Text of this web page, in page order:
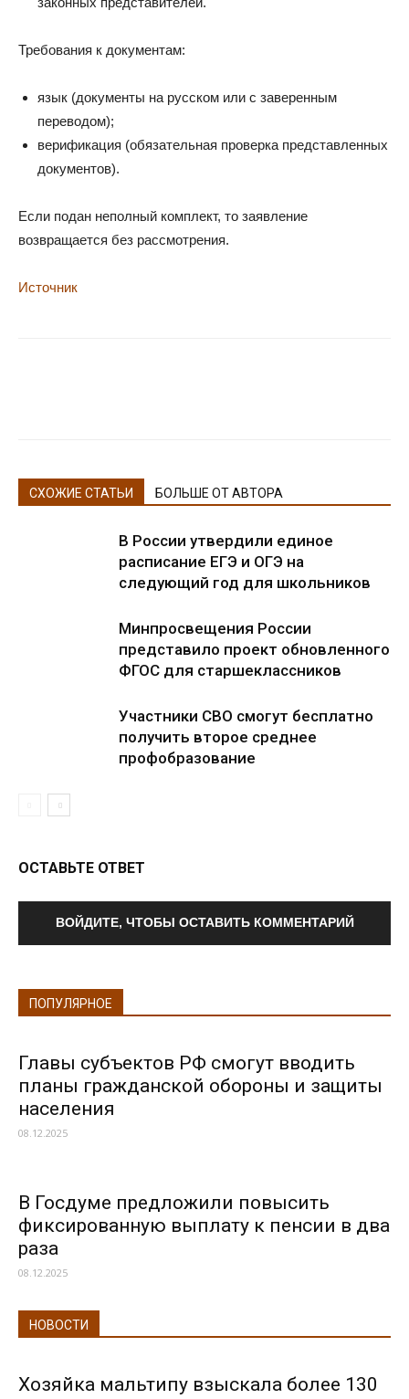
Требования к документам:
язык (документы на русском или с заверенным
переводом);
верификация (обязательная проверка представленных
документов).
Если подан неполный комплект, то заявление
возвращается без рассмотрения.
Источник
СХОЖИЕ СТАТЬИ БОЛЬШЕ ОТ АВТОРА
В России утвердили единое
расписание ЕГЭ и ОГЭ на
следующий год для школьников
Минпросвещения России
представило проект обновленного
ФГОС для старшеклассников
Участники СВО смогут бесплатно
получить второе среднее
профобразование
ОСТАВЬТЕ ОТВЕТ
ВОЙДИТЕ, ЧТОБЫ ОСТАВИТЬ КОММЕНТАРИЙ
ПОПУЛЯРНОЕ
Главы субъектов РФ смогут вводить
планы гражданской обороны и защиты
населения
08.12.2025
В Госдуме предложили повысить
фиксированную выплату к пенсии в два
раза
08.12.2025
НОВОСТИ
Хозяйка мальтипу взыскала более 130